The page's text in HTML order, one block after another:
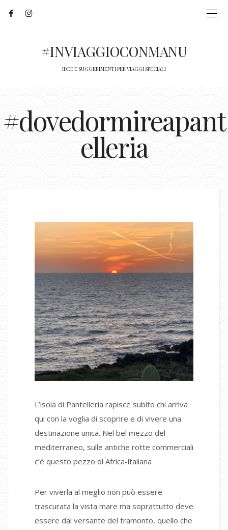
#INVIAGGIOCONMANU
IDEE E SUGGERIMENTI PER VIAGGI SPECIALI
#dovedormireapant
elleria
L’isola di Pantelleria rapisce subito chi arriva
qui con la voglia di scoprire e di vivere una
destinazione unica. Nel bel mezzo del
mediterraneo, sulle antiche rotte commerciali
c’é questo pezzo di Africa-italiana
Per viverla al meglio non può essere
trascurata la vista mare ma soprattutto deve
essere dal versante del tramonto, quello che